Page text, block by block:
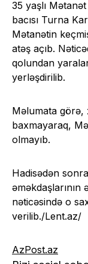
35 yaşlı
bacısı Turna
Mətanətin
atəş açıb.
qolundan
yerləşdirilib.
Məlumata görə,
baxmayaraq,
olmayıb.
Hadisədən
əməkdaşlarının
nəticəsində o
verilib./Lent.az/
AzPost.az